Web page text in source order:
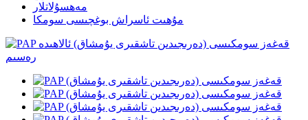
مەھسۇلاتلار
مۇھىت ئاسراش بوغچىسى سومكا